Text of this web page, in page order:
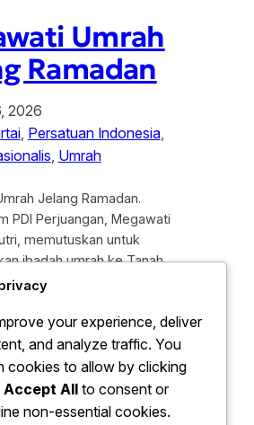
Umrah
Ramadan
2026
, Persatuan Indonesia
, Umrah
Jelang Ramadan.
PDI Perjuangan, Megawati
memutuskan untuk
ibadah umrah ke Tanah
datangnya bulan suci
5 Republik Indonesia ini
publik karena di
dinamika politik
sedang mengalami masa
Megawati berangkat
your experience, deliver
and analyze traffic. You
cookies to allow by clicking
Accept All to consent or
non-essential cookies.